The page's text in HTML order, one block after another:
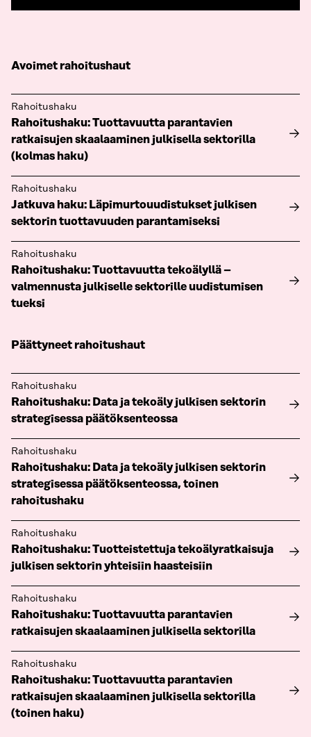
Avoimet rahoitushaut
Rahoitushaku
Rahoitushaku: Tuottavuutta parantavien
ratkaisujen skaalaaminen julkisella sektorilla
(kolmas haku)
Rahoitushaku
Jatkuva haku: Läpimurtouudistukset julkisen
sektorin tuottavuuden parantamiseksi
Rahoitushaku
Rahoitushaku: Tuottavuutta tekoälyllä –
valmennusta julkiselle sektorille uudistumisen
tueksi
Päättyneet rahoitushaut
Rahoitushaku
Rahoitushaku: Data ja tekoäly julkisen sektorin
strategisessa päätöksenteossa
Rahoitushaku
Rahoitushaku: Data ja tekoäly julkisen sektorin
strategisessa päätöksenteossa, toinen
rahoitushaku
Rahoitushaku
Rahoitushaku: Tuotteistettuja tekoälyratkaisuja
julkisen sektorin yhteisiin haasteisiin
Rahoitushaku
Rahoitushaku: Tuottavuutta parantavien
ratkaisujen skaalaaminen julkisella sektorilla
Rahoitushaku
Rahoitushaku: Tuottavuutta parantavien
ratkaisujen skaalaaminen julkisella sektorilla
(toinen haku)